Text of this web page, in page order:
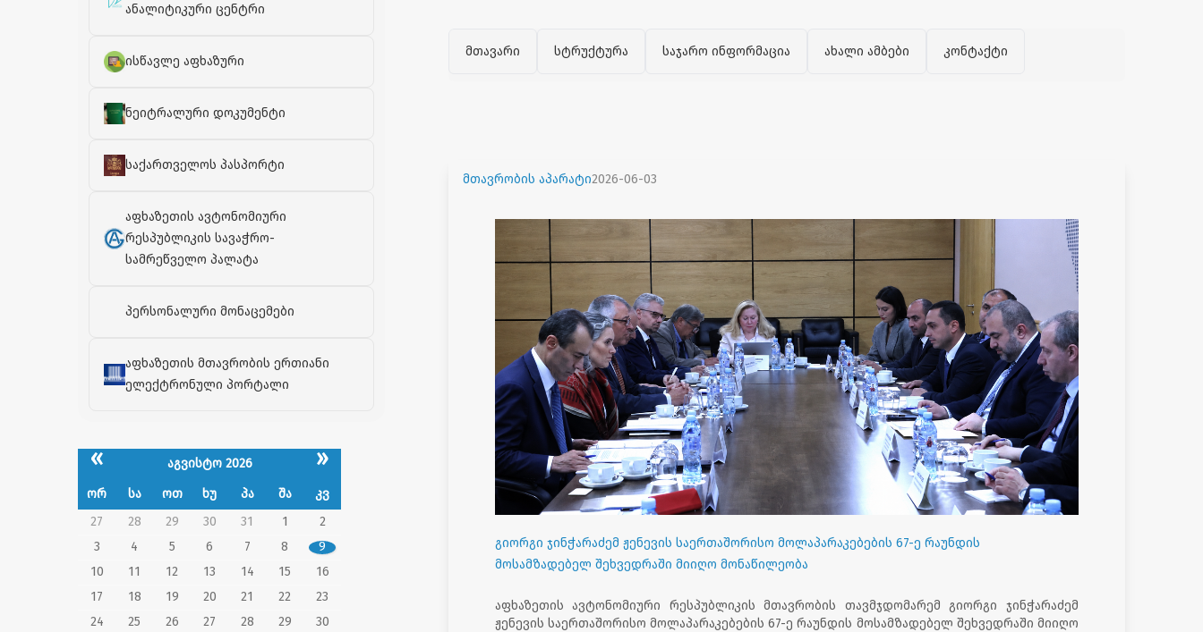
ანალიტიკური ცენტრი
ისწავლე აფხაზური
ნეიტრალური დოკუმენტი
საქართველოს პასპორტი
აფხაზეთის ავტონომიური
რესპუბლიკის სავაჭრო-
სამრეწველო პალატა
პერსონალური მონაცემები
აფხაზეთის მთავრობის ერთიანი
ელექტრონული პორტალი
« აგვისტო 2026 »
ორ სა ოთ ხუ პა შა
კვ
27
28 29 30 31 1
2
3
4 5 6 7 8
9
10
11 12 13 14 15
16
17
18 19 20 21 22
23
24
25 26 27 28 29
30
მთავარი სტრუქტურა საჯარო ინფორმაცია ახალი ამბები კონტაქტი
მთავრობის აპარატი2026-06-03
გიორგი ჯინჭარაძემ ჟენევის საერთაშორისო მოლაპარაკებების 67-ე რაუნდის
მოსამზადებელ შეხვედრაში მიიღო მონაწილეობა
აფხაზეთის ავტონომიური რესპუბლიკის მთავრობის თავმჯდომარემ გიორგი ჯინჭარაძემ
ჟენევის საერთაშორისო მოლაპარაკებების 67-ე რაუნდის მოსამზადებელ შეხვედრაში მიიღო